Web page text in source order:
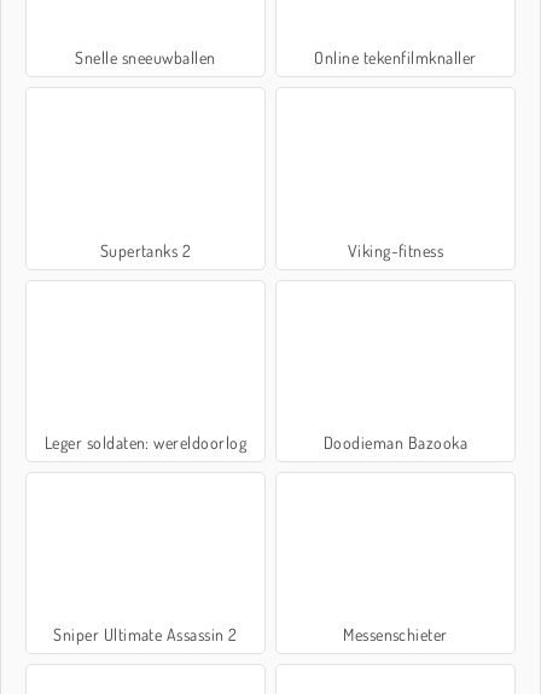
Snelle sneeuwballen Online tekenfilmknaller
Supertanks 2 Viking-fitness
Leger soldaten: wereldoorlog Doodieman Bazooka
Sniper Ultimate Assassin 2 Messenschieter